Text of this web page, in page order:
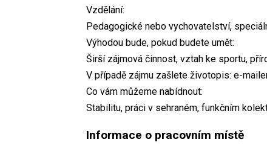
Vzdělání:
Pedagogické nebo vychovatelství,
Výhodou bude, pokud budete umět:
Širší zájmová činnost, vztah ke sportu,
V případě zájmu zašlete životopis: e-
Co vám můžeme nabídnout:
Stabilitu, práci v sehraném, funkčním
Informace o pracovním místě